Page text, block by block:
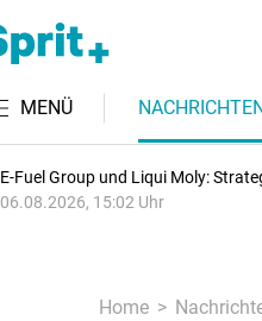
MENÜ
E-Fuel Group und Liqui Moly:
06.08.2026, 15:02 Uhr
Home